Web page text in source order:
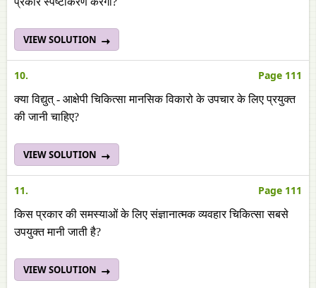
VIEW SOLUTION
10. Page 111
क्या विद्युत् - आक्षेपी चिकित्सा मानसिक विकारो के उपचार के लिए प्रयुक्त
की जानी चाहिए?
VIEW SOLUTION
11. Page 111
किस प्रकार की समस्याओं के लिए संज्ञानात्मक व्यवहार चिकित्सा सबसे
उपयुक्त मानी जाती है?
VIEW SOLUTION